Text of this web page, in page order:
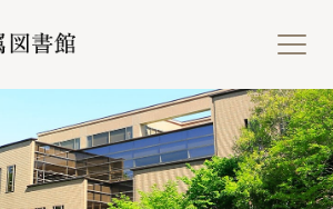
熊